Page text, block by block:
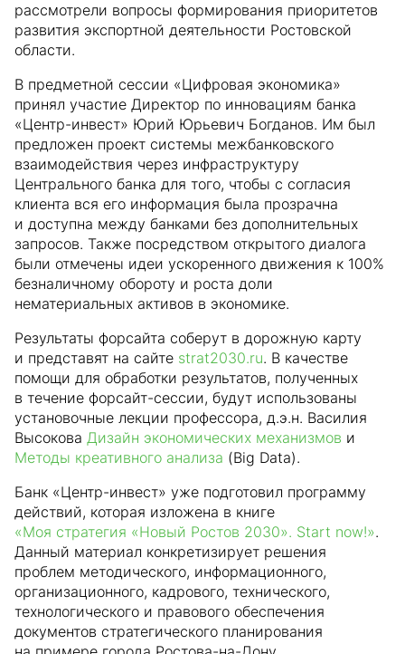
рассмотрели вопросы формирования приоритетов
развития экспортной деятельности Ростовской
области.
В предметной сессии «Цифровая экономика»
принял участие Директор по инновациям банка
«Центр-инвест» Юрий Юрьевич Богданов. Им был
предложен проект системы межбанковского
взаимодействия через инфраструктуру
Центрального банка для того, чтобы с согласия
клиента вся его информация была прозрачна
и доступна между банками без дополнительных
запросов. Также посредством открытого диалога
были отмечены идеи ускоренного движения к 100%
безналичному обороту и роста доли
нематериальных активов в экономике.
Результаты форсайта соберут в дорожную карту
и представят на сайте strat2030.ru. В качестве
помощи для обработки результатов, полученных
в течение форсайт-сессии, будут использованы
установочные лекции профессора, д.э.н. Василия
Высокова Дизайн экономических механизмов и
Методы креативного анализа (Big Data).
Банк «Центр-инвест» уже подготовил программу
действий, которая изложена в книге
«Моя стратегия «Новый Ростов 2030». Start now!».
Данный материал конкретизирует решения
проблем методического, информационного,
организационного, кадрового, технического,
технологического и правового обеспечения
документов стратегического планирования